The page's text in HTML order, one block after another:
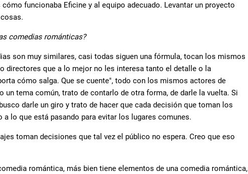
funcionaba Eficine y al equipo adecuado. Levantar un proyecto
comedias románticas?
son muy similares, casi todas siguen una fórmula, tocan los mismos
directores que a lo mejor no les interesa tanto el detalle o la
cómo salga. Que se cuente", todo con los mismos actores de
tema común, trato de contarlo de otra forma, de darle la vuelta. Si
darle un giro y trato de hacer que cada decisión que toman los
lo que está pasando para evitar los lugares comunes.
toman decisiones que tal vez el público no espera. Creo que eso
romántica, más bien tiene elementos de una comedia romántica,